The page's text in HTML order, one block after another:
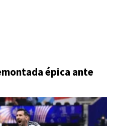
épica ante